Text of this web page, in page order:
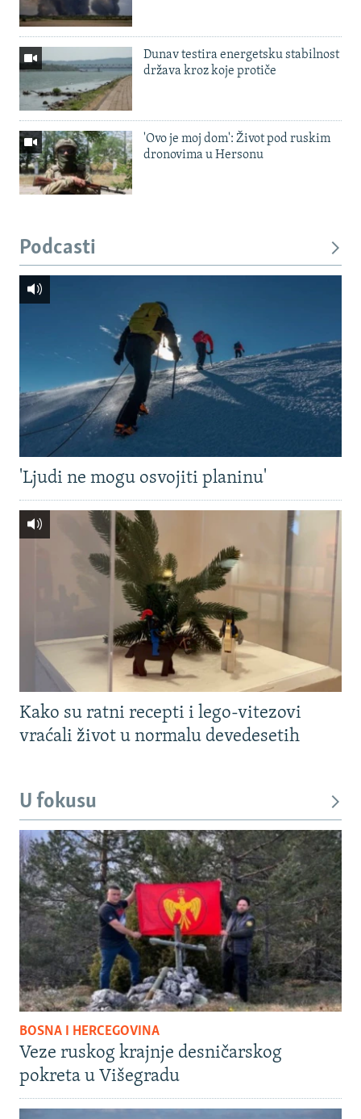
Dunav testira energetsku stabilnost
država kroz koje protiče
'Ovo je moj dom': Život pod ruskim
dronovima u Hersonu
Podcasti
'Ljudi ne mogu osvojiti planinu'
Kako su ratni recepti i lego-vitezovi
vraćali život u normalu devedesetih
U fokusu
BOSNA I HERCEGOVINA
Veze ruskog krajnje desničarskog
pokreta u Višegradu